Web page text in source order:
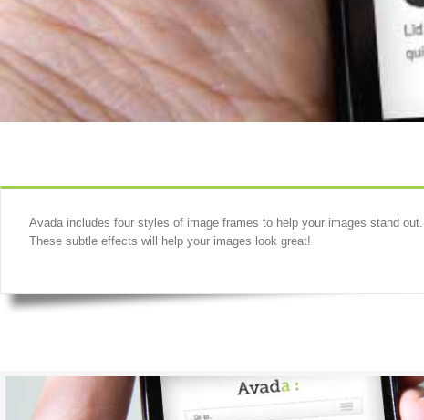
Avada includes four styles of image frames to help your images stand
These subtle effects will help your images look great!